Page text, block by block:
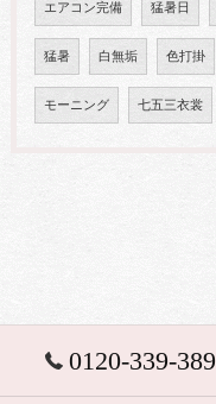
エアコン完備 猛暑日
猛暑 白無垢 色打掛
モーニング 七五三衣裳
0120-339-389